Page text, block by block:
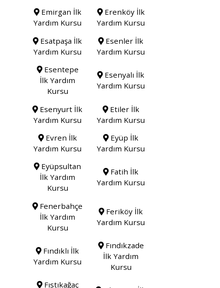
Emirgan İlk
Yardım Kursu
Erenköy İlk
Yardım Kursu
Esatpaşa İlk
Yardım Kursu
Esenler İlk
Yardım Kursu
Esentepe
İlk Yardım
Kursu
Esenyalı İlk
Yardım Kursu
Esenyurt İlk
Yardım Kursu
Etiler İlk
Yardım Kursu
Evren İlk
Yardım Kursu
Eyüp İlk
Yardım Kursu
Eyüpsultan
İlk Yardım
Kursu
Fatih İlk
Yardım Kursu
Fenerbahçe
İlk Yardım
Kursu
Feriköy İlk
Yardım Kursu
Fındıklı İlk
Yardım Kursu
Fındıkzade
İlk Yardım
Kursu
Fıstıkağaç